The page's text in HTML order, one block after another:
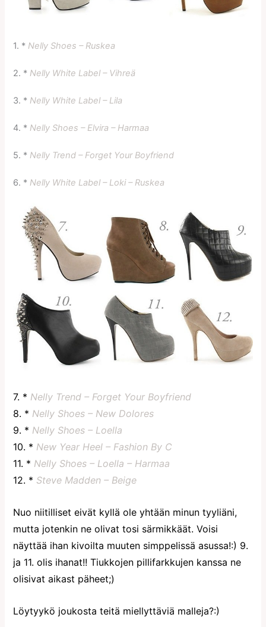
1. * Nelly Shoes – Ruskea
2. * Nelly White Label – Vihreä
3. * Nelly White Label – Lila
4. * Nelly Shoes – Elvira – Harmaa
5. * Nelly Trend – Forget Your Boyfriend
6. * Nelly White Label – Loki – Ruskea
7. * Nelly Trend – Forget Your Boyfriend
8. * Nelly Shoes – New Dolores
9. * Nelly Shoes – Loella
10. * New Year Heel – Fashion By C
11. * Nelly Shoes – Loella – Harmaa
12. * Steve Madden – Beige
Nuo niitilliset eivät kyllä ole yhtään minun tyyliäni,
mutta jotenkin ne olivat tosi särmikkäät. Voisi
näyttää ihan kivoilta muuten simppelissä asussa!:) 9.
ja 11. olis ihanat!! Tiukkojen pillifarkkujen kanssa ne
olisivat aikast päheet;)
Löytyykö joukosta teitä miellyttäviä malleja?:)